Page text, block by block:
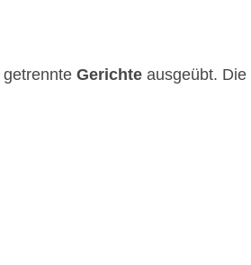
getrennteGerichte ausgeübt.